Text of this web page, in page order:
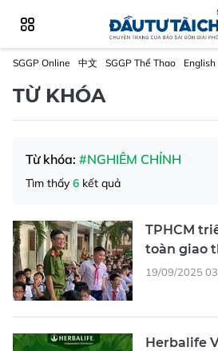
SGGP Online 中文 SGGP Thể Thao
TỪ KHÓA
Từ khóa: #NGHIÊM CHỈNH
Tìm thấy 6 kết quả
TPHCM
toàn giao
19/09/2025
Herbalife